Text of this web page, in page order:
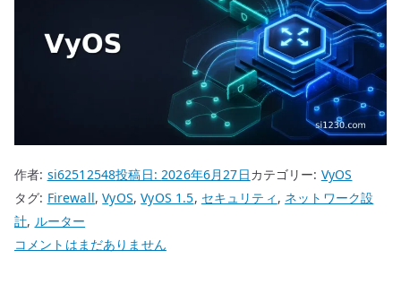
作者: si62512548投稿日:2026年6月27日カテゴリー: VyOS
タグ: Firewall,VyOS,VyOS 1.5, セキュリティ , ネットワーク設
計, ルーター
VyOS
コメントはまだありません